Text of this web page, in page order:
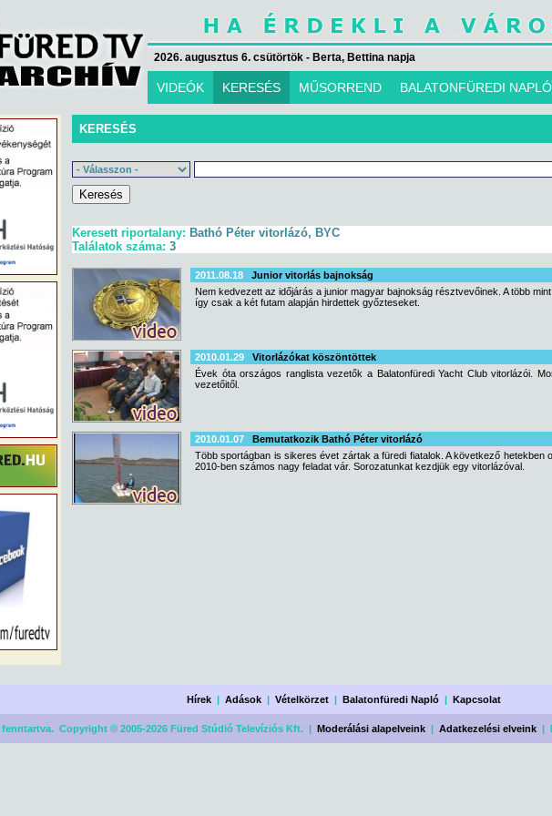
2026. augusztus 6. csütörtök - Berta, Bettina napja
VIDEÓK KERESÉS MŰSORREND BALATONFÜREDI NAPLÓ
KERESÉS
Keresett riportalany: Bathó Péter vitorlázó, BYC
Találatok száma: 3
2011.08.18
Junior vitorlás bajnokság
Nem kedvezett az időjárás a junior magyar bajnokság résztvevőinek. A több
így csak a két futam alapján hirdettek győzteseket.
2010.01.29
Vitorlázókat köszöntöttek
Évek óta országos ranglista vezetők a Balatonfüredi Yacht Club vitorlázói.
vezetőitől.
2010.01.07
Bemutatkozik Bathó Péter vitorlázó
Több sportágban is sikeres évet zártak a füredi fiatalok. A következő
2010-ben számos nagy feladat vár. Sorozatunkat kezdjük egy vitorlázóval.
Hírek| Adások| Vételkörzet| Balatonfüredi Napló| Kapcsolat
Copyright © 2005-2026 Füred Stúdió Televíziós Kft. | Moderálási alapelveink | Adatkezelési elveink |